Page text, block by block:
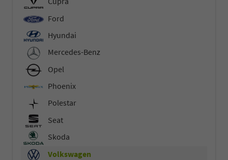
Ford
Hyundai
Mercedes-Benz
Opel
Phoenix
Polestar
Seat
Skoda
Volkswagen